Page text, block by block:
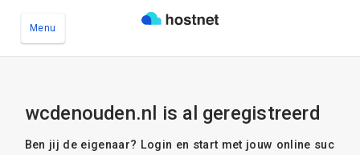
Menu
wcdenouden.nl is al geregistreerd
Ben jij de eigenaar? Login en start met jouw online suc